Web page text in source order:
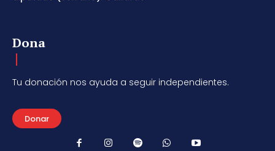
Dona
Tu donación nos ayuda a seguir independientes.
Donar